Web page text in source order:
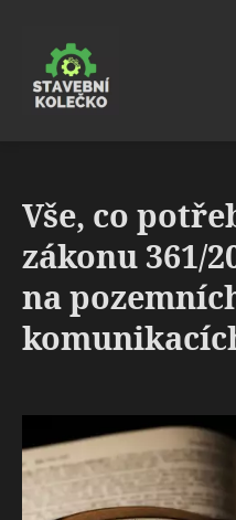
Vše, co
zákonu 361/
na